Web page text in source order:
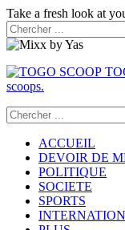
Take a fresh look at
scoops.
ACCUEIL
DEVOIR DE
POLITIQUE
SOCIETE
SPORTS